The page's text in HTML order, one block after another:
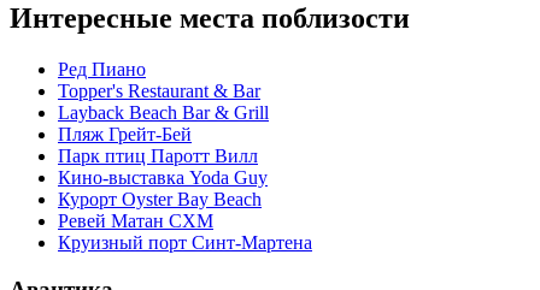
Интересные места поблизости
Ред Пиано
Topper's Restaurant & Bar
Layback Beach Bar & Grill
Пляж Грейт-Бей
Парк птиц Паротт Вилл
Кино-выставка Yoda Guy
Курорт Oyster Bay Beach
Ревей Матан СХМ
Круизный порт Синт-Мартена